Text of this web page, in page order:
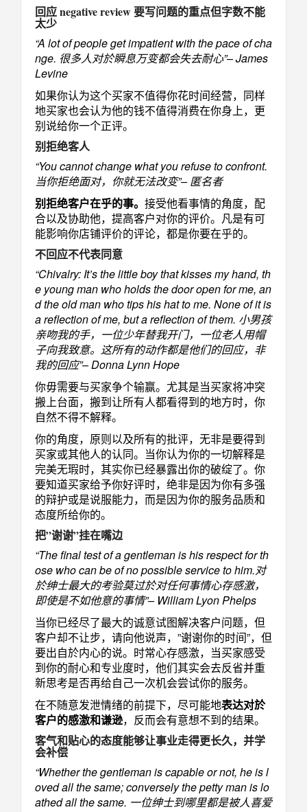
回应 negative review 要写问题的重点但字数不能
太少
“A lot of people get impatient with the pace of cha
nge. 很多人对於瞬息万变都会失去耐心”– James
Levine
如果你认为这个买家不值得你花时间经营，同样
地买家也会认为他的钱不值得消费在你身上，更
别说给你一个正评。
别拒绝客人
“You cannot change what you refuse to confront.
当你拒绝面对，你就无法改变”– 匿名者
别拒绝客户在乎的事。 接受他看事情的角度，配
合以及协助他，提高客户对你的评价。凡是有可
能影响你店铺评价的评论，都是你要在乎的。
不回应不代表同意
“Chivalry: It’s the little boy that kisses my hand, th
e young man who holds the door open for me, an
d the old man who tips his hat to me. None of it is
a reflection of me, but a reflection of them. 小男孩
亲吻我的手，一位少年替我开门，一位老人用帽
子向我致意。这所有的动作都是他们的回应，非
我的回应”– Donna Lynn Hope
你毋需要与买家争个输赢。尤其是当买家将冲突
搬上台面，搬到让所有人都看得到的地方时，你
自然不得不解释。
你的角度，原则以及所有的批评，无非是要得到
买家或其他人的认同。当你认为你的一切解释是
完美无瑕时，其实你已经暴露出你的破绽了。你
要知道买家给予你好评时，绝非是因为你有多强
的辩护或是说服能力，而是因为你的服务品质和
态度所给你的。
把”谢谢”挂在嘴边
“The final test of a gentleman is his respect for th
ose who can be of no possible service to him.对
於绅士最大的考验莫过於对任何事情心存感激，
即使是不如他意的事情”– William Lyon Phelps
当你已经尽了最大的诚意试图解决客户问题，但
客户却不让步，请向他说声，”谢谢你的时间”，但
要出自於内心的说。时常心存感激，当买家感受
到你的耐心和专业度时，他们其实会去反省并重
新思考是否再给自己一次机会尝试你的服务。
在不随意发泄情绪的前提下，尽可能地表达对於
客户的感激和谦逊，反而会有意想不到的结果。
客气和贴心的态度能够让事业走得更长久，并学
会补偿
“Whether the gentleman is capable or not, he is l
oved all the same; conversely the petty man is lo
athed all the same. 一位绅士到哪里都是被人喜爱